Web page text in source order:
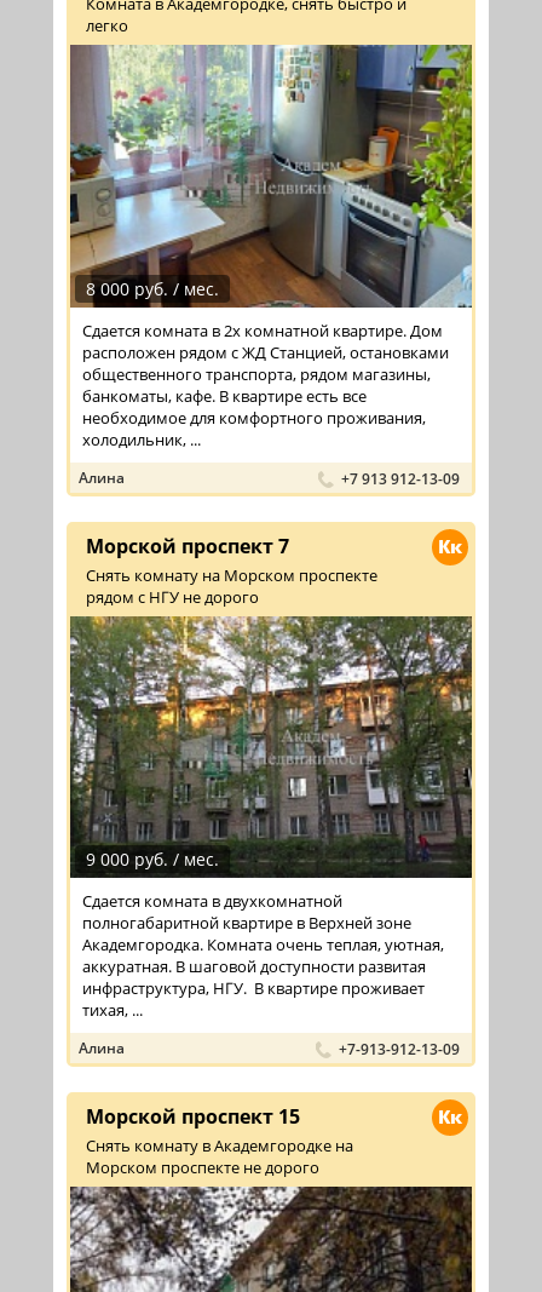
легко
8 000 руб. / мес.
Сдается комната в 2х комнатной квартире. Дом
расположен рядом с ЖД Станцией, остановками
общественного транспорта, рядом магазины,
банкоматы, кафе. В квартире есть все
необходимое для комфортного проживания,
холодильник, ...
Алина +7 913 912-13-09
Кк
Морской проспект 7
Снять комнату на Морском проспекте
рядом с НГУ не дорого
9 000 руб. / мес.
Сдается комната в двухкомнатной
полногабаритной квартире в Верхней зоне
Академгородка. Комната очень теплая, уютная,
аккуратная. В шаговой доступности развитая
инфраструктура, НГУ. В квартире проживает
тихая, ...
Алина +7-913-912-13-09
Кк
Морской проспект 15
Снять комнату в Академгородке на
Морском проспекте не дорого